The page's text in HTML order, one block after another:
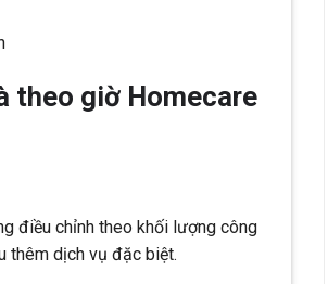
theo giờ Homecare
điều chỉnh theo khối lượng công
thêm dịch vụ đặc biệt.